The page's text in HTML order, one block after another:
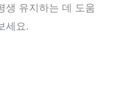
생 유지하는 데 도움
세요.